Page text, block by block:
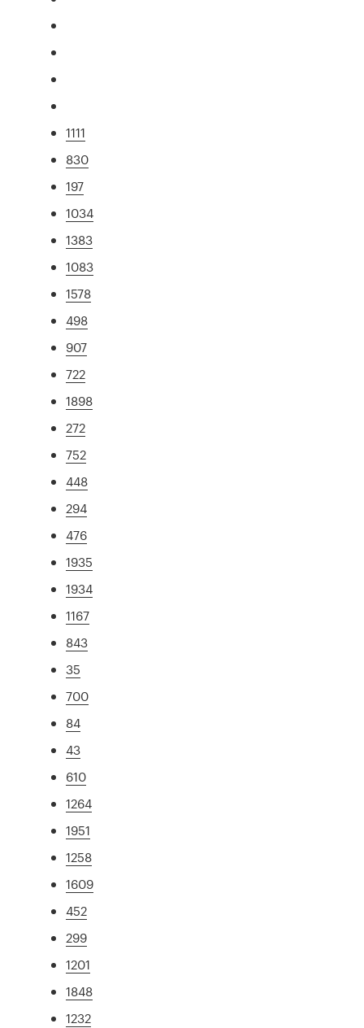
1111
830
197
1034
1383
1083
1578
498
907
722
1898
272
752
448
294
476
1935
1934
1167
843
35
700
84
43
610
1264
1951
1258
1609
452
299
1201
1848
1232